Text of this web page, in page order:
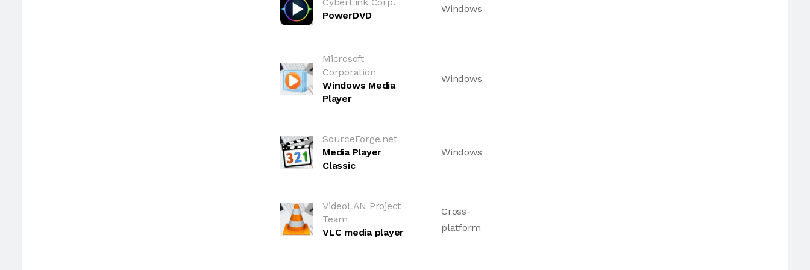
PowerDVD
Windows
Microsoft
Corporation
Windows Media
Player
Windows
SourceForge.net
Media Player
Classic
Windows
VideoLAN Project
Team
VLC media player
Cross-
platform